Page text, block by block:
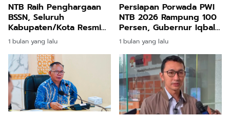
NTB Raih Penghargaan
BSSN, Seluruh
Kabupaten/Kota Resmi
Terhubung dalam Sistem
Keamanan Siber Nasional
1 bulan yang lalu
Persiapan Porwada PWI
NTB 2026 Rampung 100
Persen, Gubernur Iqbal
Dijadwalkan Hadir
1 bulan yang lalu